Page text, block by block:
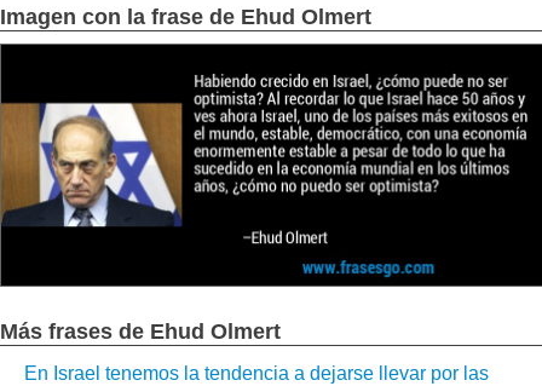
Imagen con la frase de Ehud Olmert
Más frases de Ehud Olmert
En Israel tenemos la tendencia a dejarse llevar por las